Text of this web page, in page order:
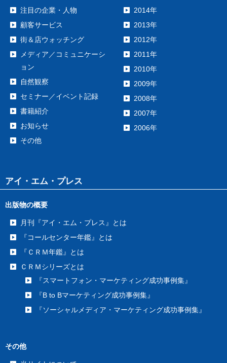
注目の企業・人物
顧客サービス
街＆店ウォッチング
メディア／コミュニケーシ
ョン
自然観察
セミナー／イベント記録
書籍紹介
お知らせ
その他
2014年
2013年
2012年
2011年
2010年
2009年
2008年
2007年
2006年
アイ・エム・プレス
出版物の概要
月刊『アイ・エム・プレス』とは
『コールセンター年鑑』とは
『ＣＲＭ年鑑』とは
ＣＲＭシリーズとは
『スマートフォン・マーケティング成功事例集』
『B to Bマーケティング成功事例集』
『ソーシャルメディア・マーケティング成功事例集』
その他